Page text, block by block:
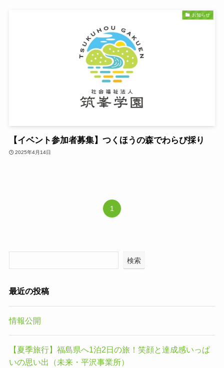
お知らせ
【イベント参加者募集】つくほうの森でわらび採り
2025年4月14日
1
検索
最近の投稿
情報公開
【夏季旅行】福島県へ1泊2日の旅！笑顔と達成感いっぱ
いの思い出（未来・平沢事業所）